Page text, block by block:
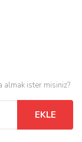
almak ister misiniz?
EKLE